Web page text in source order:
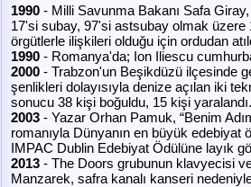
1990 - Milli Savunma Bakanı Safa
17'si subay, 97'si astsubay olmak üzere
örgütlerle ilişkileri olduğu için ordudan
1990 - Romanya'da; Ion Iliescu
2000 - Trabzon'un Beşikdüzü ilçesinde
şenlikleri dolayısıyla denize açılan iki
sonucu 38 kişi boğuldu, 15 kişi yaralandı.
2003 - Yazar Orhan Pamuk, “Benim Adım
romanıyla Dünyanın en büyük edebiyat
IMPAC Dublin Edebiyat Ödülüne layık
2013 - The Doors grubunun klavyecisi
Manzarek, safra kanalı kanseri